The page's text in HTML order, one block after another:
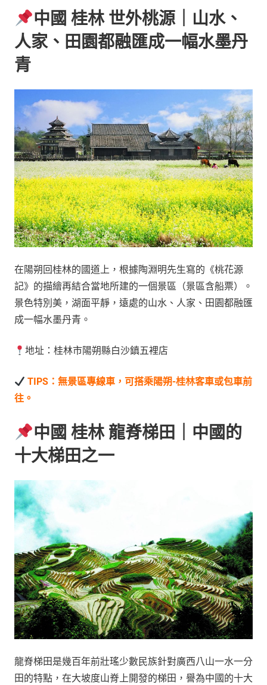
中國 桂林 世外桃源｜山水、
人家、田園都融匯成一幅水墨丹
青
在陽朔回桂林的國道上，根據陶淵明先生寫的《桃花源
記》的描繪再結合當地所建的一個景區（景區含船票）。
景色特別美，湖面平靜，遠處的山水、人家、田園都融匯
成一幅水墨丹青。
地址：桂林市陽朔縣白沙鎮五裡店
TIPS：無景區專線車，可搭乘陽朔-桂林客車或包車前
往。
中國 桂林 龍脊梯田｜中國的
十大梯田之一
龍脊梯田是幾百年前壯瑤少數民族針對廣西八山一水一分
田的特點，在大坡度山脊上開發的梯田，譽為中國的十大